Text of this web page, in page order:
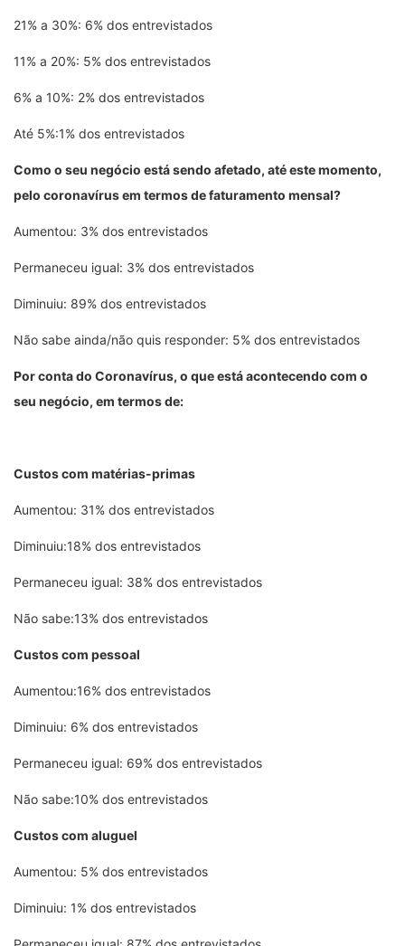
21% a 30%: 6% dos entrevistados
11% a 20%: 5% dos entrevistados
6% a 10%: 2% dos entrevistados
Até 5%:1% dos entrevistados
Como o seu negócio está sendo afetado, até este momento,
pelo coronavírus em termos de faturamento mensal?
Aumentou: 3% dos entrevistados
Permaneceu igual: 3% dos entrevistados
Diminuiu: 89% dos entrevistados
Não sabe ainda/não quis responder: 5% dos entrevistados
Por conta do Coronavírus, o que está acontecendo com o
seu negócio, em termos de:
Custos com matérias-primas
Aumentou: 31% dos entrevistados
Diminuiu:18% dos entrevistados
Permaneceu igual: 38% dos entrevistados
Não sabe:13% dos entrevistados
Custos com pessoal
Aumentou:16% dos entrevistados
Diminuiu: 6% dos entrevistados
Permaneceu igual: 69% dos entrevistados
Não sabe:10% dos entrevistados
Custos com aluguel
Aumentou: 5% dos entrevistados
Diminuiu: 1% dos entrevistados